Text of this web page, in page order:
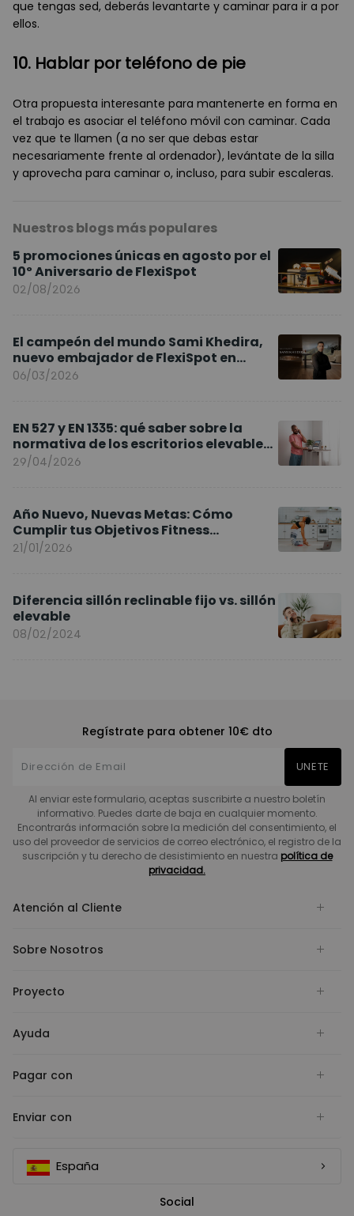
que tengas sed, deberás levantarte y caminar para ir a por
ellos.
10. Hablar por teléfono de pie
Otra propuesta interesante para mantenerte en forma en
el trabajo es asociar el teléfono móvil con caminar. Cada
vez que te llamen (a no ser que debas estar
necesariamente frente al ordenador), levántate de la silla
y aprovecha para caminar o, incluso, para subir escaleras.
Nuestros blogs más populares
5 promociones únicas en agosto por el
10º Aniversario de FlexiSpot
02/08/2026
El campeón del mundo Sami Khedira,
nuevo embajador de FlexiSpot en
Europa
06/03/2026
EN 527 y EN 1335: qué saber sobre la
normativa de los escritorios elevables
y sillas ergonómicas
29/04/2026
Año Nuevo, Nuevas Metas: Cómo
Cumplir tus Objetivos Fitness
Entrenando en Casa
21/01/2026
Diferencia sillón reclinable fijo vs. sillón
elevable
08/02/2024
Regístrate para obtener 10€ dto
UNETE
Al enviar este formulario, aceptas suscribirte a nuestro boletín
informativo. Puedes darte de baja en cualquier momento.
Encontrarás información sobre la medición del consentimiento, el
uso del proveedor de servicios de correo electrónico, el registro de la
suscripción y tu derecho de desistimiento en nuestra política de
privacidad.
Atención al Cliente
Sobre Nosotros
Proyecto
Ayuda
Pagar con
Enviar con
España
Social